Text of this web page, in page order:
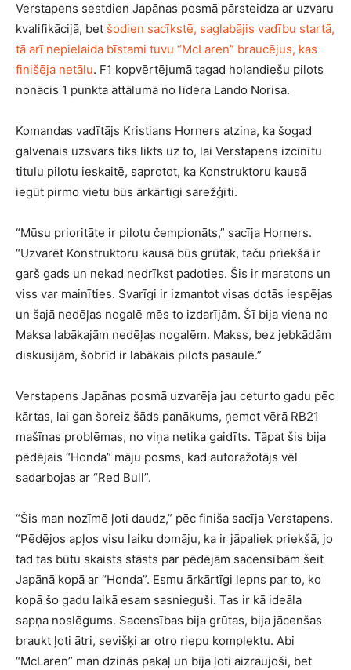
Verstapens sestdien Japānas posmā pārsteidza ar uzvaru
kvalifikācijā, bet šodien sacīkstē, saglabājis vadību startā,
tā arī nepielaida bīstami tuvu “McLaren” braucējus, kas
finišēja netālu. F1 kopvērtējumā tagad holandiešu pilots
nonācis 1 punkta attālumā no līdera Lando Norisa.
Komandas vadītājs Kristians Horners atzina, ka šogad
galvenais uzsvars tiks likts uz to, lai Verstapens izcīnītu
titulu pilotu ieskaitē, saprotot, ka Konstruktoru kausā
iegūt pirmo vietu būs ārkārtīgi sarežģīti.
“Mūsu prioritāte ir pilotu čempionāts,” sacīja Horners.
“Uzvarēt Konstruktoru kausā būs grūtāk, taču priekšā ir
garš gads un nekad nedrīkst padoties. Šis ir maratons un
viss var mainīties. Svarīgi ir izmantot visas dotās iespējas
un šajā nedēļas nogalē mēs to izdarījām. Šī bija viena no
Maksa labākajām nedēļas nogalēm. Makss, bez jebkādām
diskusijām, šobrīd ir labākais pilots pasaulē.”
Verstapens Japānas posmā uzvarēja jau ceturto gadu pēc
kārtas, lai gan šoreiz šāds panākums, ņemot vērā RB21
mašīnas problēmas, no viņa netika gaidīts. Tāpat šis bija
pēdējais “Honda” māju posms, kad autoražotājs vēl
sadarbojas ar “Red Bull”.
“Šis man nozīmē ļoti daudz,” pēc finiša sacīja Verstapens.
“Pēdējos apļos visu laiku domāju, ka ir jāpaliek priekšā, jo
tad tas būtu skaists stāsts par pēdējām sacensībām šeit
Japānā kopā ar “Honda”. Esmu ārkārtīgi lepns par to, ko
kopā šo gadu laikā esam sasnieguši. Tas ir kā ideāla
sapņa noslēgums. Sacensības bija grūtas, bija jācenšas
braukt ļoti ātri, sevišķi ar otro riepu komplektu. Abi
“McLaren” man dzinās pakaļ un bija ļoti aizraujoši, bet